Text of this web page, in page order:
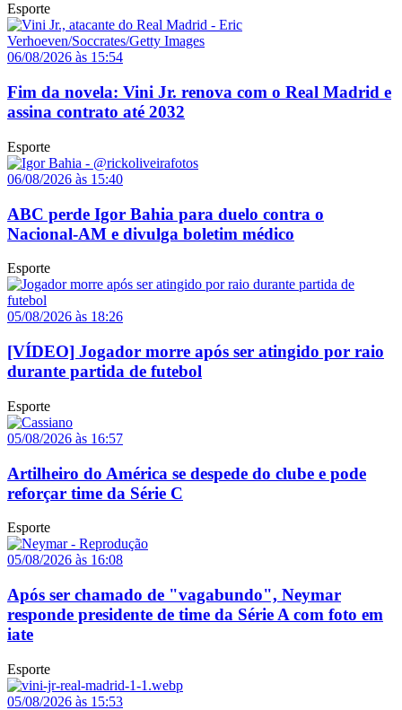
Esporte
06/08/2026 às 15:54
Fim da novela: Vini Jr. renova com o Real Madrid e
assina contrato até 2032
Esporte
06/08/2026 às 15:40
ABC perde Igor Bahia para duelo contra o
Nacional-AM e divulga boletim médico
Esporte
05/08/2026 às 18:26
[VÍDEO] Jogador morre após ser atingido por raio
durante partida de futebol
Esporte
05/08/2026 às 16:57
Artilheiro do América se despede do clube e pode
reforçar time da Série C
Esporte
05/08/2026 às 16:08
Após ser chamado de "vagabundo", Neymar
responde presidente de time da Série A com foto em
iate
Esporte
05/08/2026 às 15:53